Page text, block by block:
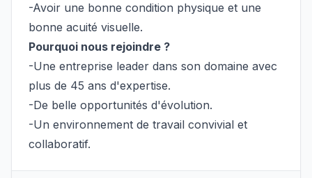
-Avoir une bonne condition physique et une
bonne acuité visuelle.
Pourquoi nous rejoindre ?
-Une entreprise leader dans son domaine avec
plus de 45 ans d'expertise.
-De belle opportunités d'évolution.
-Un environnement de travail convivial et
collaboratif.